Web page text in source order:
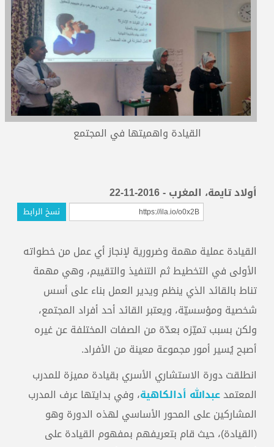
المعتمدون
القيادة واهميتها في المجتمع
أولاد تايمة، المغرب - 2016-11-22
نسخ الرابط
القيادة عملية مهمة وضرورية لإنجاز أي عمل من خطواته
الأولى في التخطيط ثم التنفيذ والتقييم، وهي مهمة
تناط بالقائد الذي ينظم ويدير العمل بناء على أسس
شخصية ومؤسسيّة، ويعتبر القائد أحد أفراد المجتمع،
ولكن بسبب تميّزه بعدّة من الصفات المختلفة عن غيره
أصبح يُسير أمور مجموعة معينة من الأفراد.
انطلقت دورة الاستشاري الأسري بقيادة مميزة للمدرب
المعتمدعبدالله أدالكاهية، وفي بدايتها عرف المدرب
المشاركين على المحور الأساسي لهذه الدورة وهو
(القيادة)، حيث قام بتعريفهم بمفهوم القيادة على